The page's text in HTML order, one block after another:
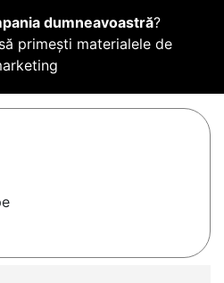
dumneavoastră?
primești materialele de